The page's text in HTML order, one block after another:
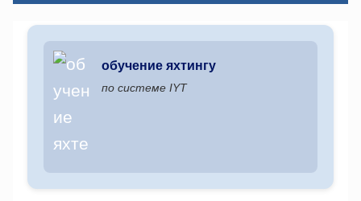
обучение яхтингу
по системе IYT